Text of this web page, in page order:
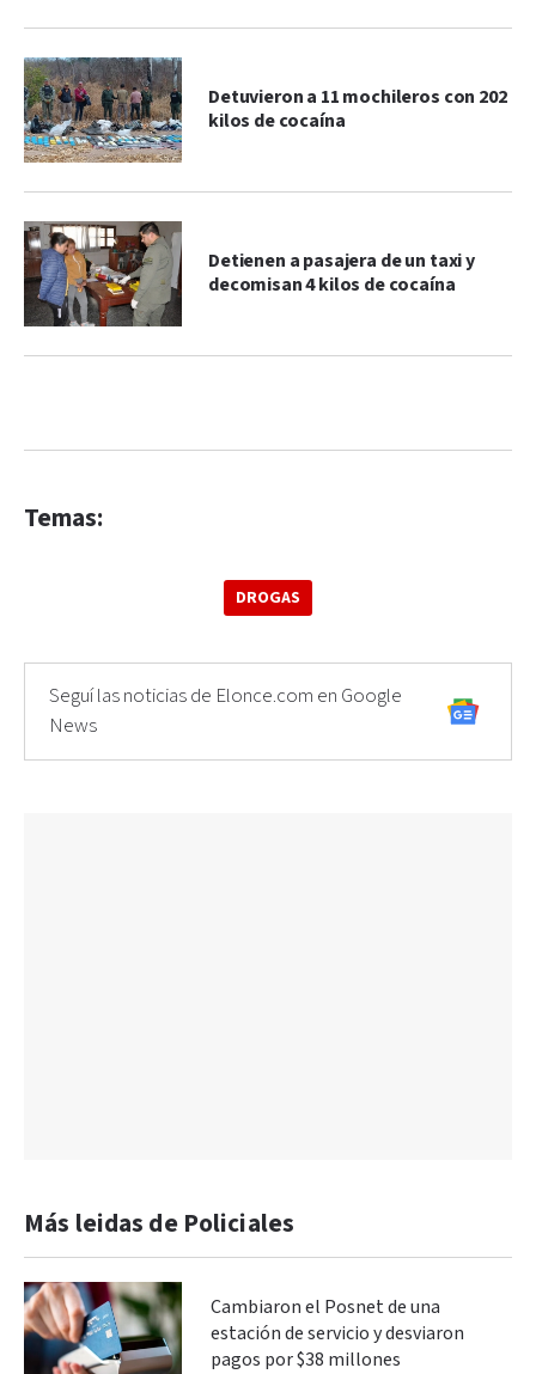
Detuvieron a 11 mochileros con 202
kilos de cocaína
Detienen a pasajera de un taxi y
decomisan 4 kilos de cocaína
Temas:
DROGAS
Seguí las noticias de Elonce.com en Google
News
Más leidas de Policiales
Cambiaron el Posnet de una
estación de servicio y desviaron
pagos por $38 millones